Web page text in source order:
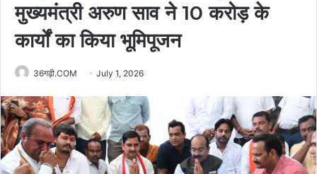
मुख्यमंत्री अरुण साव ने 10 करोड़ के
कार्यों का किया भूमिपूजन
36गढ़ी.COM July 1, 2026